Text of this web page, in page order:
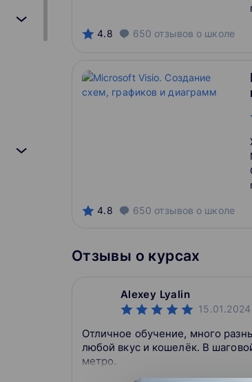
4.8 650 отзывов о школе
4.8 650 отзывов о школе
Отзывы о курсах
Alexey Lyalin
15.01.2024
Отличное обучение, много
любой вкус и кошелёк. В
метро.